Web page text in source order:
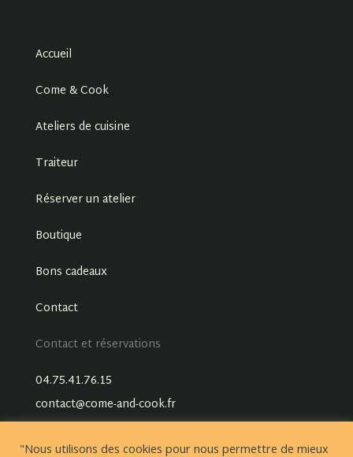
Accueil
Come & Cook
Ateliers de cuisine
Traiteur
Réserver un atelier
Boutique
Bons cadeaux
Contact
Contact et réservations
04.75.41.76.15
contact@come-and-cook.fr
"Nous utilisons des cookies pour nous permettre de mieux